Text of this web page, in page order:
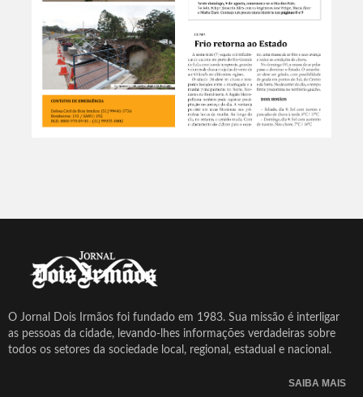
O Jornal Dois Irmãos foi fundado em 1983. Sua missão é interligar
as pessoas da cidade, levando-lhes informações verdadeiras sobre
todos os setores da sociedade local, regional, estadual e nacional.
SAIBA MAIS